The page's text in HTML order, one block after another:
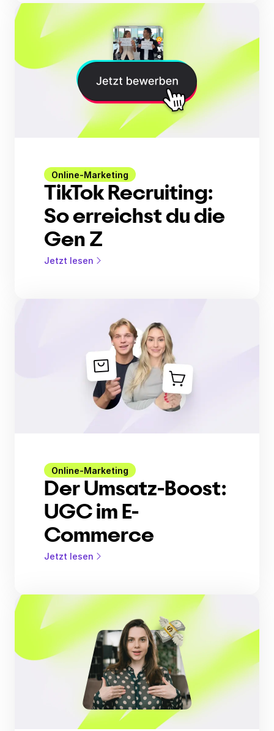
Online-Marketing
TikTok Recruiting:
So erreichst du die
Gen Z
Jetzt lesen
Online-Marketing
Der Umsatz-Boost:
UGC im E-
Commerce
Jetzt lesen